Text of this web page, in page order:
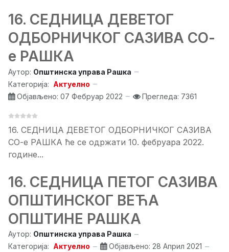
16. СЕДНИЦA ДЕВЕТОГ
ОДБОРНИЧКОГ САЗИВА СО-
е РАШКА
Аутор: Општинска управа Рашка
Категорија: Актуелно
Објављено: 07 Фебруар 2022
Прегледа: 7361
16. СЕДНИЦA ДЕВЕТОГ ОДБОРНИЧКОГ САЗИВА
СО-е РАШКА ће се одржати 10. фебруара 2022.
године...
16. СЕДНИЦА ПЕТОГ САЗИВА
ОПШТИНСКОГ ВЕЋА
ОПШТИНЕ РАШКА
Аутор: Општинска управа Рашка
Категорија: Актуелно
Објављено: 28 Април 2021